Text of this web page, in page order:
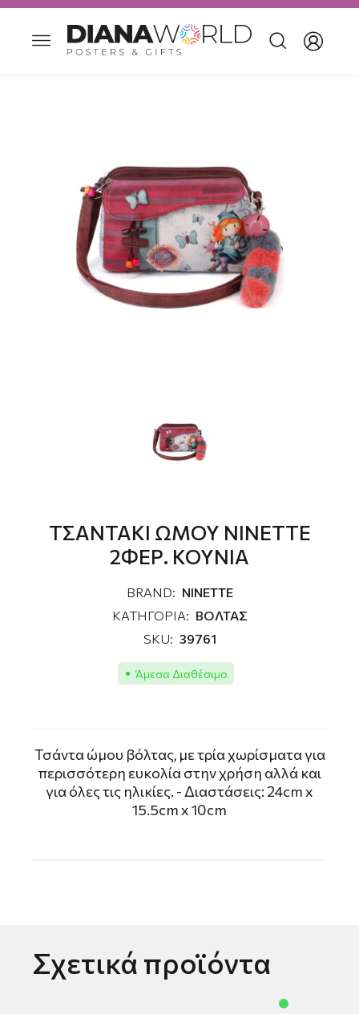
ΤΣΑΝΤΑΚΙ ΩΜΟΥ NINETTE
2ΦΕΡ. ΚΟΥΝΙΑ
BRAND: NINETTE
ΚΑΤΗΓΟΡΙΑ: ΒΟΛΤΑΣ
SKU: 39761
Άμεσα Διαθέσιμο
Τσάντα ώμου βόλτας, με τρία χωρίσματα για
περισσότερη ευκολία στην χρήση αλλά και
για όλες τις ηλικίες. - Διαστάσεις: 24cm x
15.5cm x 10cm
Σχετικά προϊόντα